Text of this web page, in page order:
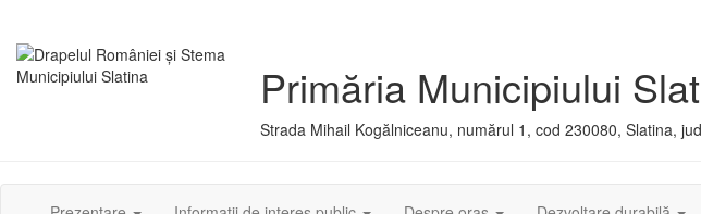
Primăria Municipiului
Strada Mihail Kogălniceanu, numărul 1, cod 230080, Slatina,